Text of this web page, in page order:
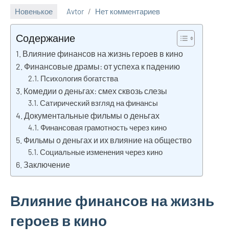
Новенькое
2025
Avtor Нет комментариев
Содержание
Влияние финансов на жизнь героев в кино
Финансовые драмы: от успеха к падению
Психология богатства
Комедии о деньгах: смех сквозь слезы
Сатирический взгляд на финансы
Документальные фильмы о деньгах
Финансовая грамотность через кино
Фильмы о деньгах и их влияние на общество
Социальные изменения через кино
Заключение
Влияние финансов на жизнь
героев в кино